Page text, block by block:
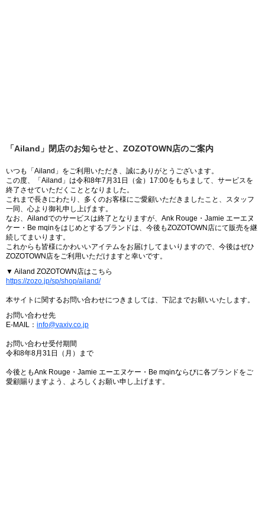
「Ailand」閉店のお知らせと、ZOZOTOWN店のご案内
いつも「Ailand」をご利用いただき、誠にありがとうございます。
この度、「Ailand」は令和8年7月31日（金）17:00をもちまして、サービスを
終了させていただくこととなりました。
これまで長きにわたり、多くのお客様にご愛顧いただきましたこと、スタッフ
一同、心より御礼申し上げます。
なお、Ailandでのサービスは終了となりますが、Ank Rouge・Jamie エーエヌ
ケー・Be mqinをはじめとするブランドは、今後もZOZOTOWN店にて販売を継
続してまいります。
これからも皆様にかわいいアイテムをお届けしてまいりますので、今後はぜひ
ZOZOTOWN店をご利用いただけますと幸いです。
▼ Ailand ZOZOTOWN店はこちら
https://zozo.jp/sp/shop/ailand/
本サイトに関するお問い合わせにつきましては、下記までお願いいたします。
お問い合わせ先
E-MAIL： info@vaxiv.co.jp
お問い合わせ受付期間
令和8年8月31日（月）まで
今後ともAnk Rouge・Jamie エーエヌケー・Be mqinならびに各ブランドをご
愛顧賜りますよう、よろしくお願い申し上げます。